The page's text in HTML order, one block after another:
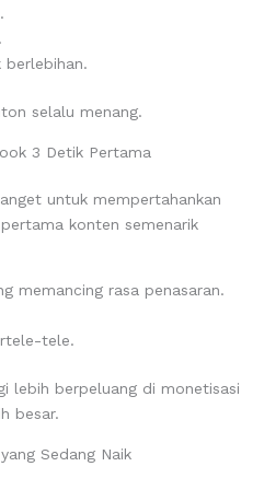
berlebihan.
selalu menang.
3 Detik Pertama
untuk mempertahankan
konten semenarik
memancing rasa penasaran.
tele.
lebih berpeluang di monetisasi
besar.
Sedang Naik